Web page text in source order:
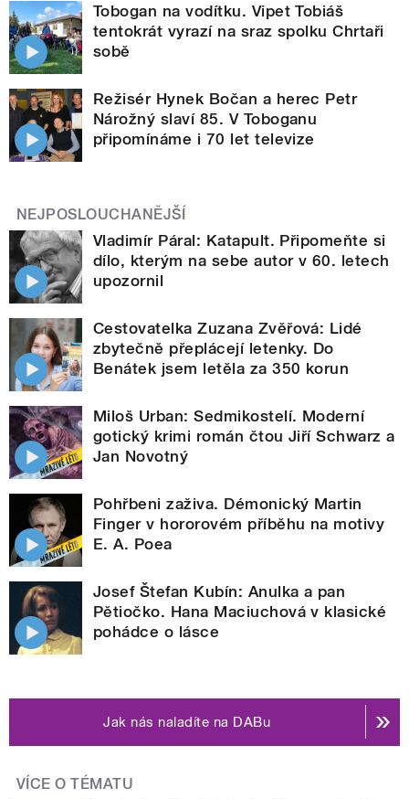
Tobogan na vodítku. Vipet Tobiáš
tentokrát vyrazí na sraz spolku Chrtaři
sobě
Režisér Hynek Bočan a herec Petr
Nárožný slaví 85. V Toboganu
připomínáme i 70 let televize
NEJPOSLOUCHANĚJŠÍ
Vladimír Páral: Katapult. Připomeňte si
dílo, kterým na sebe autor v 60. letech
upozornil
Cestovatelka Zuzana Zvěřová: Lidé
zbytečně přeplácejí letenky. Do
Benátek jsem letěla za 350 korun
Miloš Urban: Sedmikostelí. Moderní
gotický krimi román čtou Jiří Schwarz a
Jan Novotný
Pohřbeni zaživa. Démonický Martin
Finger v hororovém příběhu na motivy
E. A. Poea
Josef Štefan Kubín: Anulka a pan
Pětiočko. Hana Maciuchová v klasické
pohádce o lásce
Jak nás naladíte na DABu
VÍCE O TÉMATU